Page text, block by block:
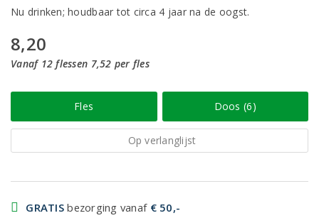
Nu drinken; houdbaar tot circa 4 jaar na de oogst.
8,20
Vanaf 12 flessen 7,52 per fles
Fles Doos (6)
Op verlanglijst
GRATIS bezorging vanaf € 50,-